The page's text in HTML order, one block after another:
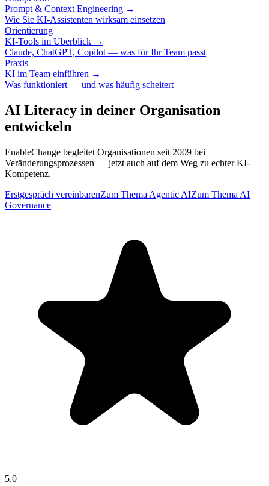
Prompt & Context Engineering →
Wie Sie KI-Assistenten wirksam einsetzen
Orientierung
KI-Tools im Überblick →
Claude, ChatGPT, Copilot — was für Ihr Team passt
Praxis
KI im Team einführen →
Was funktioniert — und was häufig scheitert
AI Literacy in deiner Organisation
entwickeln
EnableChange begleitet Organisationen seit 2009 bei
Veränderungsprozessen — jetzt auch auf dem Weg zu echter KI-
Kompetenz.
Erstgespräch vereinbarenZum Thema Agentic AIZum Thema AI
Governance
5.0